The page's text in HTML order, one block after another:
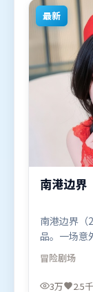
最新
南港边界
南港边界（
品。一场意
信任与背
域气质，增
易烊千玺，
冒险剧场
3万 2.5千